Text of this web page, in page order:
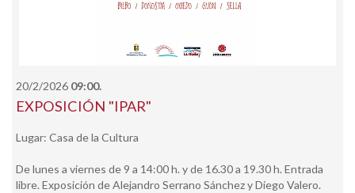
20/2/2026 09:00.
EXPOSICIÓN "IPAR"
Lugar: Casa de la Cultura
De lunes a viernes de 9 a 14:00 h. y de 16.30 a 19.30 h. Entrada
libre. Exposición de Alejandro Serrano Sánchez y Diego Valero.